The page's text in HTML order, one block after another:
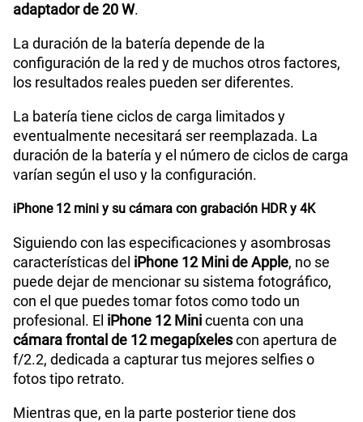
adaptador de 20 W.
La duración de la batería depende de la
configuración de la red y de muchos otros factores,
los resultados reales pueden ser diferentes.
La batería tiene ciclos de carga limitados y
eventualmente necesitará ser reemplazada. La
duración de la batería y el número de ciclos de carga
varían según el uso y la configuración.
iPhone 12 mini y su cámara con grabación HDR y 4K
Siguiendo con las especificaciones y asombrosas
características del iPhone 12 Mini de Apple, no se
puede dejar de mencionar su sistema fotográfico,
con el que puedes tomar fotos como todo un
profesional. El iPhone 12 Minicuenta con una
cámara frontal de 12 megapíxelescon apertura de
f/2.2, dedicada a capturar tus mejores selfies o
fotos tipo retrato.
Mientras que, en la parte posterior tiene dos